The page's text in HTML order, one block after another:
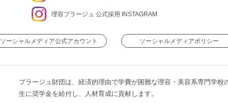
理容プラージュ 公式採用 INSTAGRAM
ソーシャルメディア公式アカウント ソーシャルメディアポリシー
プラージュ財団は、経済的理由で学費が困難な理容・美容系専門学校
生に奨学金を給付し、人材育成に貢献します。